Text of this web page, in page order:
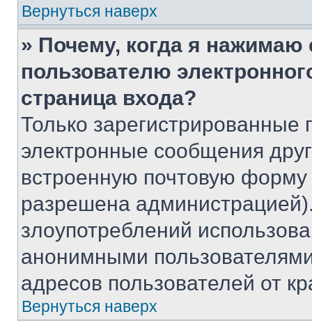
Вернуться наверх
» Почему, когда я нажимаю
пользователю
страница входа?
Только зарегистрированные
электронные сообщения
встроенную почтовую
разрешена
злоупотреблений
анонимными
адресов пользователей от
Вернуться наверх